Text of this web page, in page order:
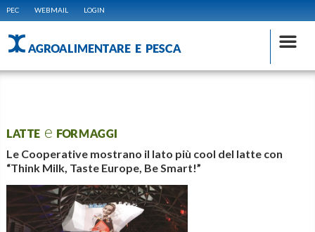
PEC WEBMAIL LOGIN
AGROALIMENTARE E PESCA
LATTE e FORMAGGI
Le Cooperative mostrano il lato più cool del latte con
“Think Milk, Taste Europe, Be Smart!”